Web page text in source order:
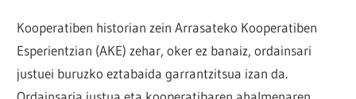
Kooperatiben historian zein Arrasateko Kooperatiben
Esperientzian (AKE) zehar, oker ez banaiz, ordainsari
justuei buruzko eztabaida garrantzitsua izan da.